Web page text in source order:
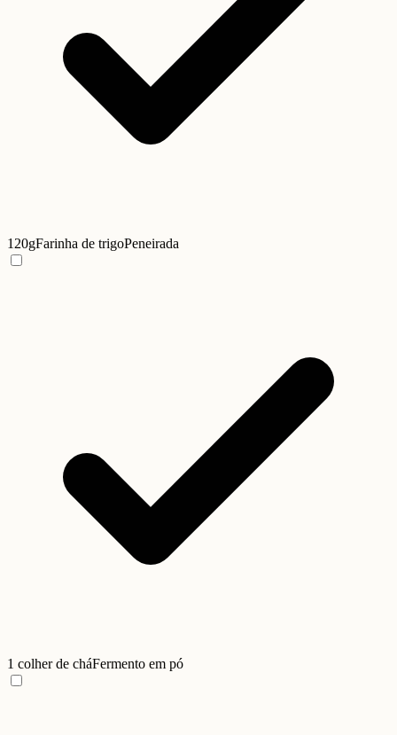
120gFarinha de trigoPeneirada
1 colher de cháFermento em pó